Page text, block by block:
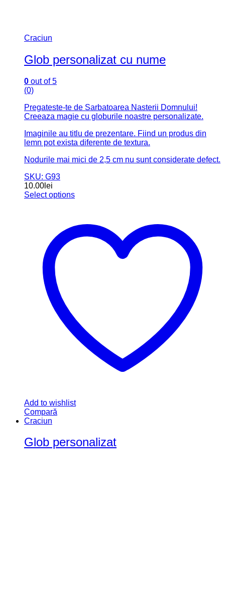
Craciun
Glob personalizat cu nume
0 out of 5
(0)
Pregateste-te de Sarbatoarea Nasterii Domnului!
Creeaza magie cu globurile noastre personalizate.
Imaginile au titlu de prezentare. Fiind un produs din
lemn pot exista diferente de textura.
Nodurile mai mici de 2,5 cm nu sunt considerate defect.
SKU: G93
10.00 lei
Select options
Add to wishlist
Compară
Craciun
Glob personalizat